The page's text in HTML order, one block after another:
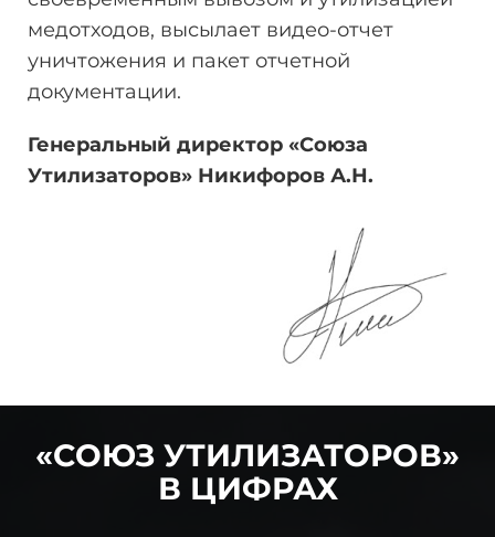
медотходов, высылает видео-отчет
уничтожения и пакет отчетной
документации.
Генеральный директор «Союза
Утилизаторов» Никифоров А.Н.
«СОЮЗ УТИЛИЗАТОРОВ»
В ЦИФРАХ